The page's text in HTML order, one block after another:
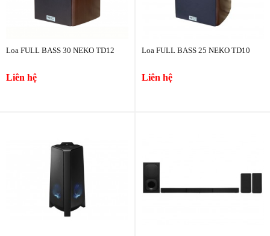
Loa FULL BASS 30 NEKO TD12
Liên hệ
Loa FULL BASS 25 NEKO TD10
Liên hệ